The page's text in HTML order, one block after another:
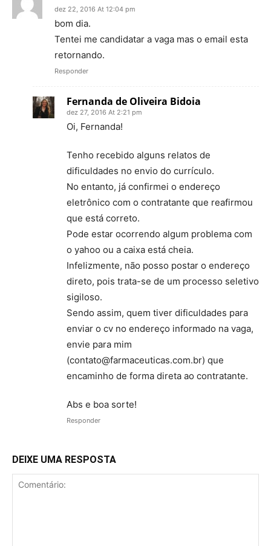
dez 22, 2016 At 12:04 pm
bom dia.
Tentei me candidatar a vaga mas o email esta
retornando.
Responder
Fernanda de Oliveira Bidoia
dez 27, 2016 At 2:21 pm
Oi, Fernanda!
Tenho recebido alguns relatos de
dificuldades no envio do currículo.
No entanto, já confirmei o endereço
eletrônico com o contratante que reafirmou
que está correto.
Pode estar ocorrendo algum problema com
o yahoo ou a caixa está cheia.
Infelizmente, não posso postar o endereço
direto, pois trata-se de um processo seletivo
sigiloso.
Sendo assim, quem tiver dificuldades para
enviar o cv no endereço informado na vaga,
envie para mim
(contato@farmaceuticas.com.br) que
encaminho de forma direta ao contratante.
Abs e boa sorte!
Responder
DEIXE UMA RESPOSTA